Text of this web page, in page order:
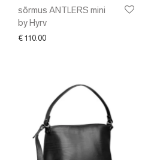
sõrmus ANTLERS mini
by Hyrv
€ 110.00